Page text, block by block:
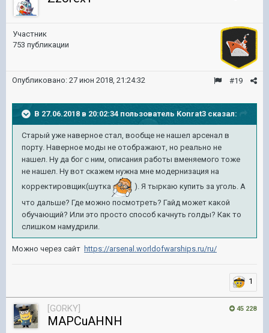
Участник
753 публикации
#19
Опубликовано: 27 июн 2018, 21:24:32
В 27.06.2018 в 20:02:34 пользователь Konrat3 сказал:
Старый уже наверное стал, вообще не нашел арсенал в
порту. Наверное моды не отображают, но реально не
нашел. Ну да бог с ним, описания работы вменяемого тоже
не нашел. Ну вот скажем нужна мне модернизация на
корректировщик(шутка
). Я тыркаю купить за уголь. А
что дальше? Где можно посмотреть? Гайд может какой
обучающий? Или это просто способ качнуть голды? Как то
слишком намудрили.
Можно через сайт https://arsenal.worldofwarships.ru/ru/
1
45 228
[GORKY]
MAPCuAHNH